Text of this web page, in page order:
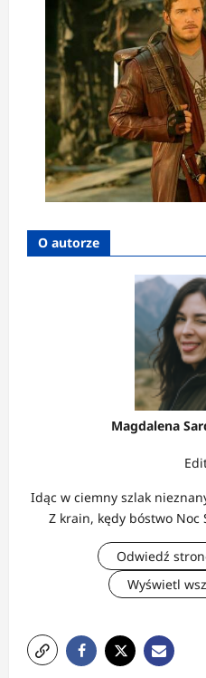
O autorze
Magdalena
Idąc w ciemny szlak
Z krain, kędy bóstwo Noc
Odwiedź
Wyświetl